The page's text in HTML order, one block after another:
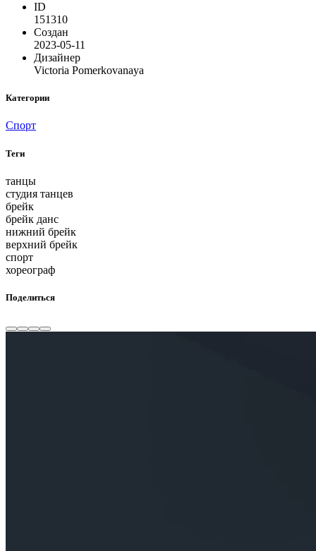
ID
151310
Создан
2023-05-11
Дизайнер
Victoria Pomerkovanaya
Категории
Спорт
Теги
танцы
студия танцев
брейк
брейк данс
нижний брейк
верхний брейк
спорт
хореограф
Поделиться